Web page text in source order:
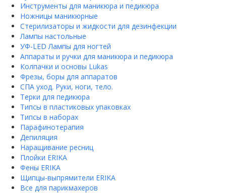
Инструменты для маникюра и педикюра
Ножницы маникюрные
Стерилизаторы и жидкости для дезинфекции
Лампы настольные
УФ-LED Лампы для ногтей
Аппараты и ручки для маникюра и педикюра
Колпачки и основы Lukas
Фрезы, боры для аппаратов
СПА уход. Руки, ноги, тело.
Терки для педикюра
Типсы в пластиковых упаковках
Типсы в наборах
Парафинотерапия
Депиляция
Наращивание ресниц
Плойки ERIKA
Фены ERIKA
Щипцы-выпрямители ERIKA
Все для парикмахеров